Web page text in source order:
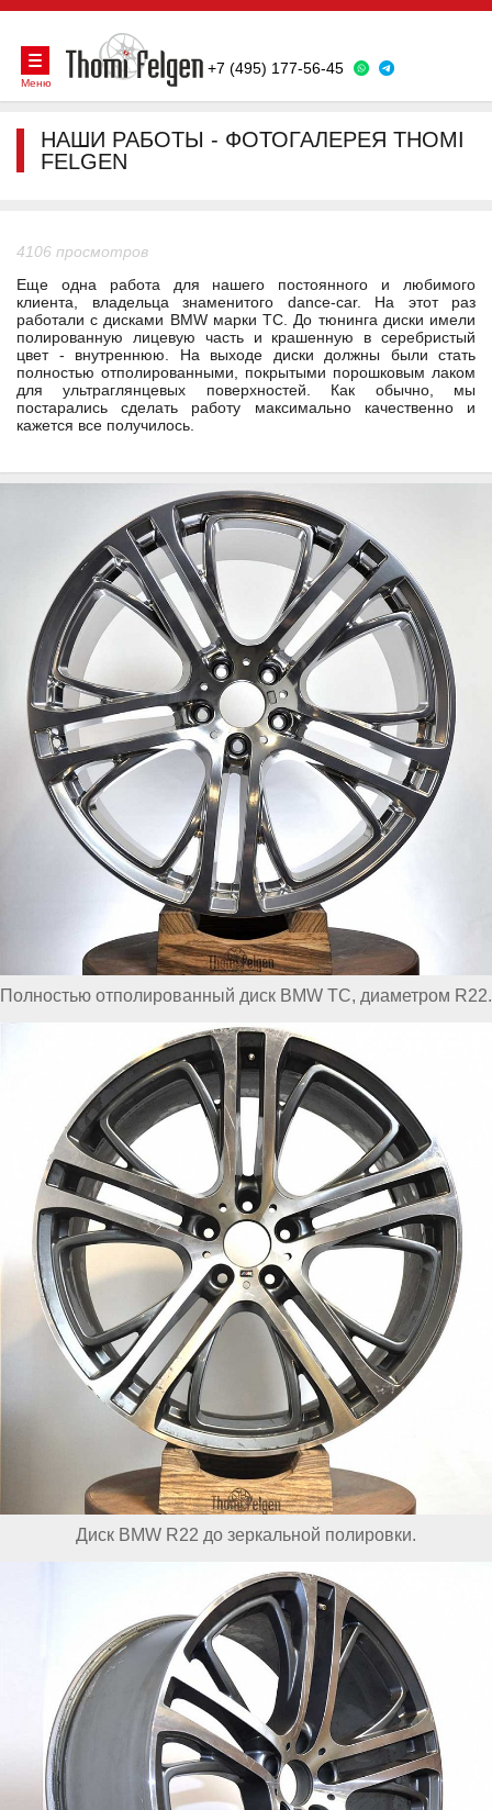
+7 (495) 177-56-45
Меню
НАШИ РАБОТЫ - ФОТОГАЛЕРЕЯ THOMI
FELGEN
4106 просмотров
Еще одна работа для нашего постоянного и любимого
клиента, владельца знаменитого dance-car. На этот раз
работали с дисками BMW марки TC. До тюнинга диски имели
полированную лицевую часть и крашенную в серебристый
цвет - внутреннюю. На выходе диски должны были стать
полностью отполированными, покрытыми порошковым лаком
для ультраглянцевых поверхностей. Как обычно, мы
постарались сделать работу максимально качественно и
кажется все получилось.
Полностью отполированный диск BMW TC, диаметром R22.
Диск BMW R22 до зеркальной полировки.